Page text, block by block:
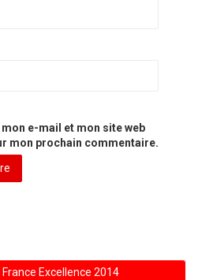
e-mail et mon site web
mon prochain commentaire.
France Excellence 2014